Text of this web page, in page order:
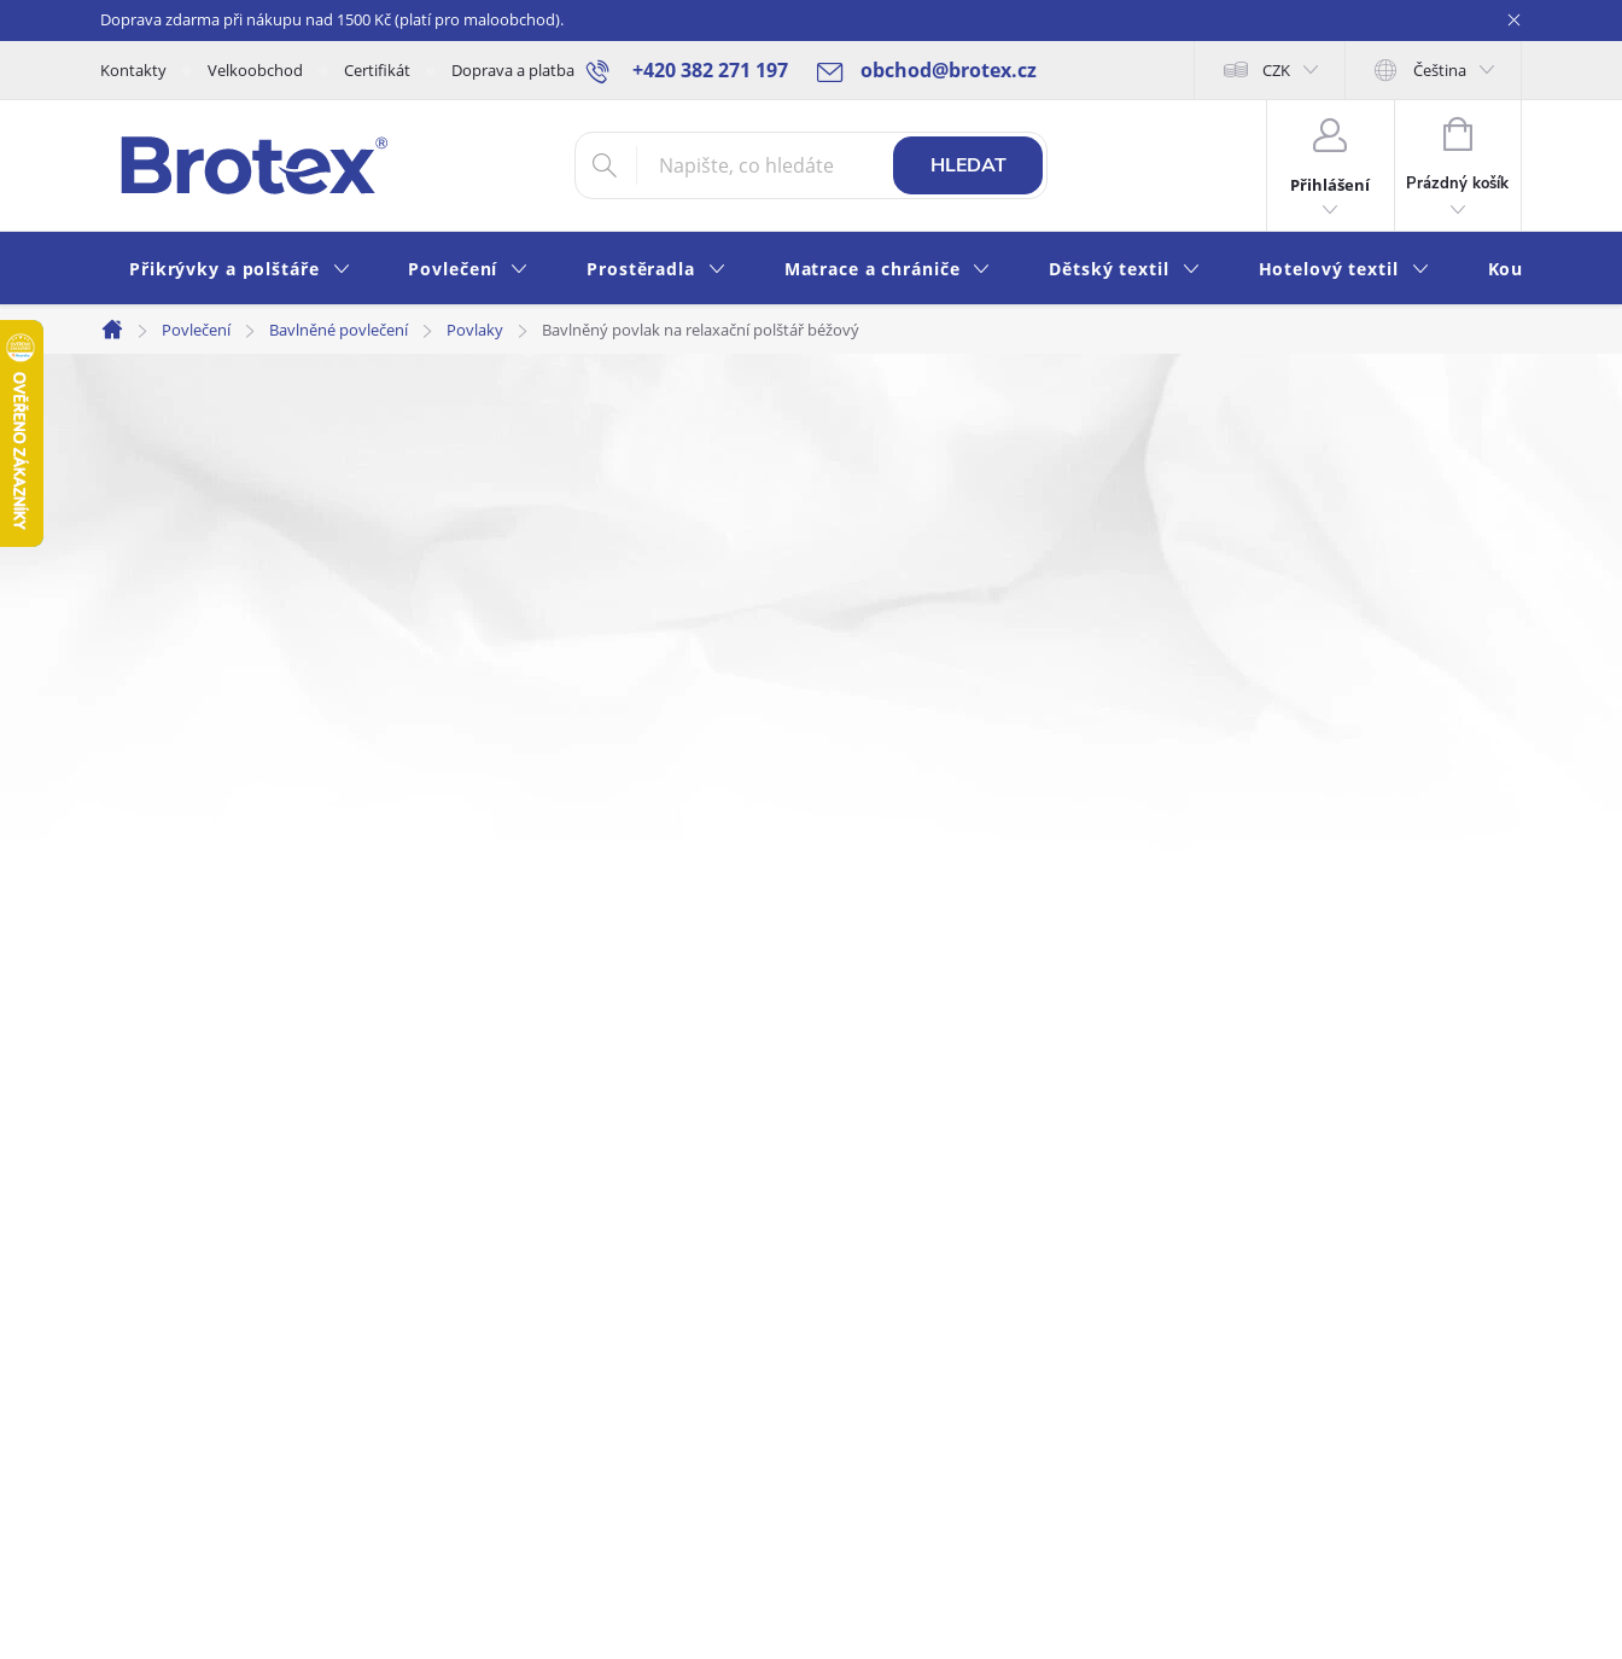
na
Doprava zdarma při nákupu nad 1500 Kč (platí pro maloobchod).
+420 382 271 197 obchod@brotex.cz
Kontakty Velkoobchod Certifikát Doprava a platba Blog Rady a tipy Obchodní podmínky Ochrana osobních údajů Moje objednávka
CZK Čeština
HLEDAT
Přihlášení
NÁKUPNÍ
KOŠÍK
Prázdný košík
Přikrývky a polštáře Povlečení Prostěradla Matrace a chrániče Dětský textil Hotelový textil Koupelna a
Domů
Povlečení Bavlněné povlečení Povlaky Bavlněný povlak na relaxační polštář béžový